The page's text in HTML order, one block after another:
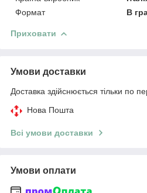
Формат
В
Приховати
Умови доставки
Доставка здійснюється тільки по
Нова Пошта
Всі умови доставки
Умови оплати